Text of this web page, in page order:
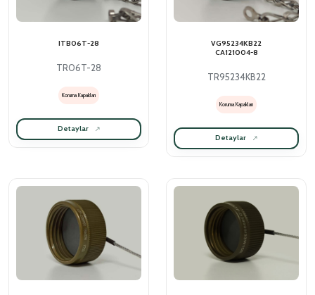
ITB06T-28
TR06T-28
Koruma Kapakları
Detaylar
VG95234KB22
CA121004-8
TR95234KB22
Koruma Kapakları
Detaylar